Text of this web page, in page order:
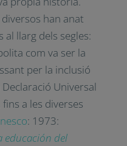
han anat
al llarg dels segles:
com va ser la
per la inclusió
Universal
a les diverses
: 1973:
educación del